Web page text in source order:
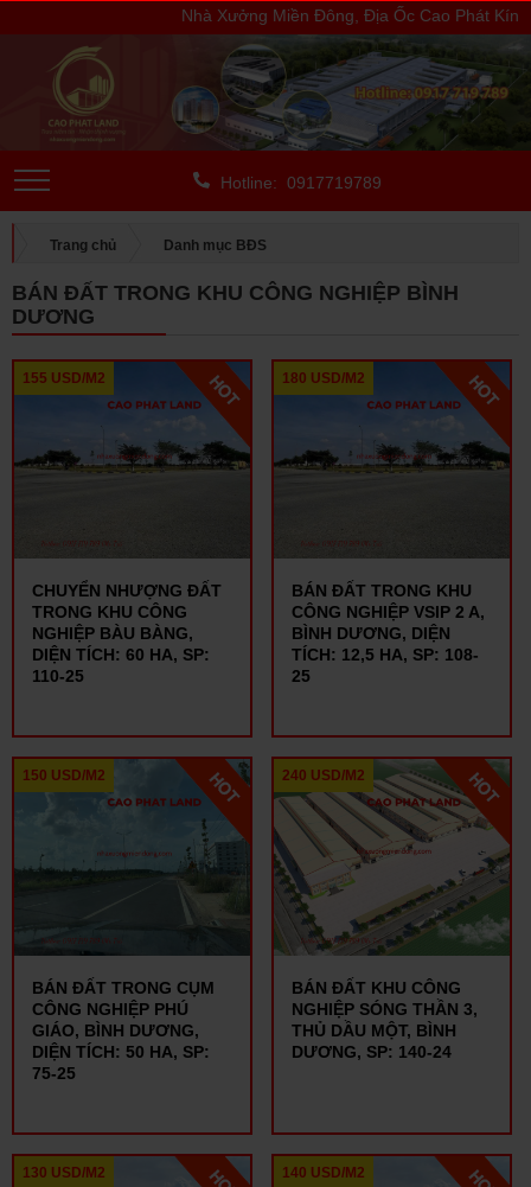
Nhà Xưởng Miền Đông, Địa Ốc Cao Phát Kính
Hotline: 0917719789
Trang chủ Danh mục BĐS
BÁN ĐẤT TRONG KHU CÔNG NGHIỆP BÌNH DƯƠNG
BÁN ĐẤT TRONG KHU CÔNG NGHIỆP BÌNH
DƯƠNG
155 USD/M2
CHUYỂN NHƯỢNG ĐẤT
TRONG KHU CÔNG
NGHIỆP BÀU BÀNG,
DIỆN TÍCH: 60 HA, SP:
110-25
180 USD/M2
BÁN ĐẤT TRONG KHU
CÔNG NGHIỆP VSIP 2 A,
BÌNH DƯƠNG, DIỆN
TÍCH: 12,5 HA, SP: 108-
25
150 USD/M2
BÁN ĐẤT TRONG CỤM
CÔNG NGHIỆP PHÚ
GIÁO, BÌNH DƯƠNG,
DIỆN TÍCH: 50 HA, SP:
75-25
240 USD/M2
BÁN ĐẤT KHU CÔNG
NGHIỆP SÓNG THẦN 3,
THỦ DẦU MỘT, BÌNH
DƯƠNG, SP: 140-24
130 USD/M2 140 USD/M2